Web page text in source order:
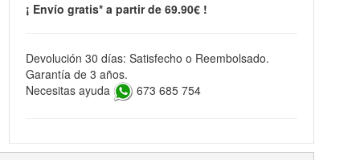
¡ Envío gratis* a partir de 69.90€ !
Devolución 30 días: Satisfecho o Reembolsado.
Garantía de 3 años.
Necesitas ayuda
673 685 754